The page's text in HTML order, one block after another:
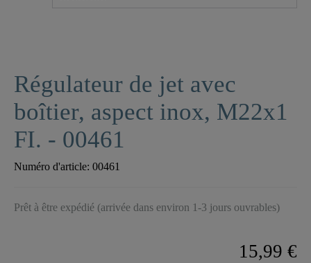
Régulateur de jet avec
boîtier, aspect inox, M22x1
FI. - 00461
Numéro d'article: 00461
Prêt à être expédié (arrivée dans environ 1-3 jours ouvrables)
15,99 €